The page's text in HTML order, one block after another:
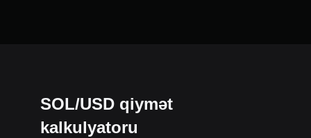
SOL/USD qiymət
kalkulyatoru